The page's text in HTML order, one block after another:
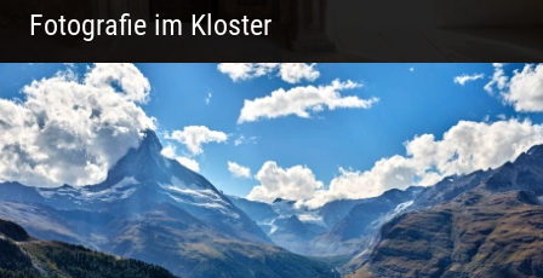
Fotografie im Kloster
Leben im Kloster. Nur anders. Feinste
Architektur(Fotografie)